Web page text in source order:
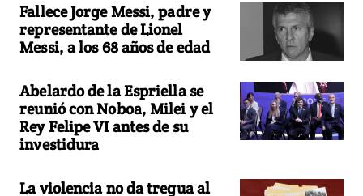
Fallece Jorge Messi, padre y
representante de Lionel
Messi, a los 68 años de edad
Abelardo de la Espriella se
reunió con Noboa, Milei y el
Rey Felipe VI antes de su
investidura
La violencia no da tregua al